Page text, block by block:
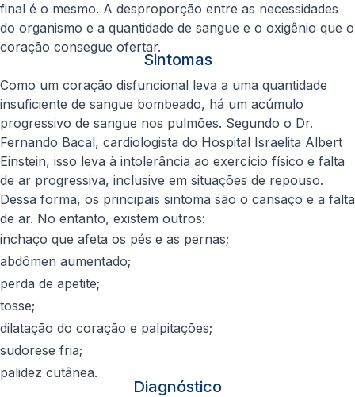
final é o mesmo. A desproporção entre as necessidades
do organismo e a quantidade de sangue e o oxigênio que o
coração consegue ofertar.
Sintomas
Como um coração disfuncional leva a uma quantidade
insuficiente de sangue bombeado, há um acúmulo
progressivo de sangue nos pulmões. Segundo o Dr.
Fernando Bacal, cardiologista do Hospital Israelita Albert
Einstein, isso leva à intolerância ao exercício físico e falta
de ar progressiva, inclusive em situações de repouso.
Dessa forma, os principais sintoma são o cansaço e a falta
de ar. No entanto, existem outros:
inchaço que afeta os pés e as pernas;
abdômen aumentado;
perda de apetite;
tosse;
dilatação do coração e palpitações;
sudorese fria;
palidez cutânea.
Diagnóstico